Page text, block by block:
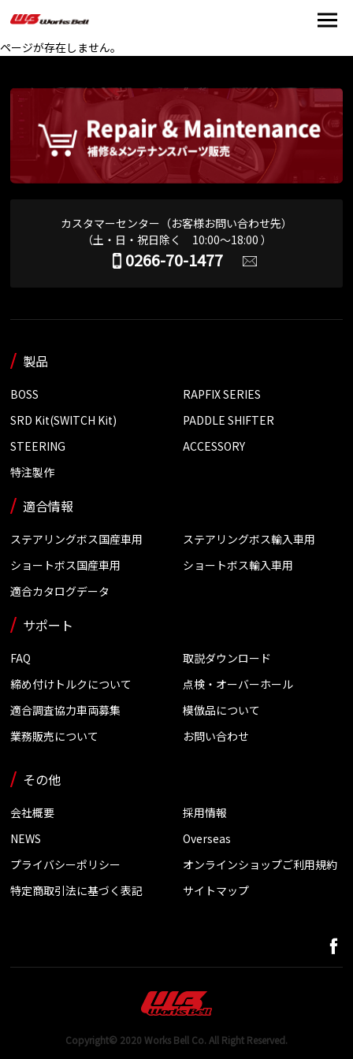
ページが存在しません。
カスタマーセンター（お客様お問い合わせ先）
（土・日・祝日除く 10:00～18:00 ）
0266-70-1477
製品
BOSS
RAPFIX SERIES
SRD Kit(SWITCH Kit)
PADDLE SHIFTER
STEERING
ACCESSORY
特注製作
適合情報
ステアリングボス国産車用
ステアリングボス輸入車用
ショートボス国産車用
ショートボス輸入車用
適合カタログデータ
サポート
FAQ
取説ダウンロード
締め付けトルクについて
点検・オーバーホール
適合調査協力車両募集
模倣品について
業務販売について
お問い合わせ
その他
会社概要
採用情報
NEWS
Overseas
プライバシーポリシー
オンラインショップご利用規約
特定商取引法に基づく表記
サイトマップ
Copyright© 2020 Works Bell Co. All Right Reserved.